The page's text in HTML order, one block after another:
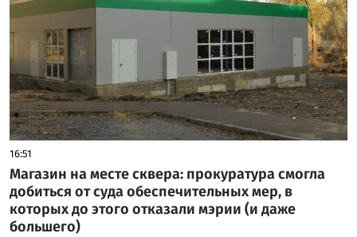
16:51
Магазин на месте сквера: прокуратура смогла
добиться от суда обеспечительных мер, в
которых до этого отказали мэрии (и даже
большего)